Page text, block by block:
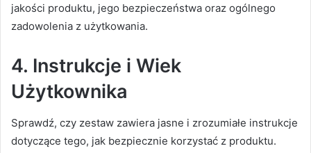
jakości produktu, jego bezpieczeństwa oraz ogólnego
zadowolenia z użytkowania.
4. Instrukcje i Wiek
Użytkownika
Sprawdź, czy zestaw zawiera jasne i zrozumiałe instrukcje
dotyczące tego, jak bezpiecznie korzystać z produktu.